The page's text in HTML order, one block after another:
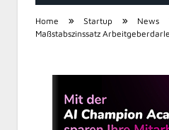
STARTUP
Home » Startup » News
Maßstabszinssatz